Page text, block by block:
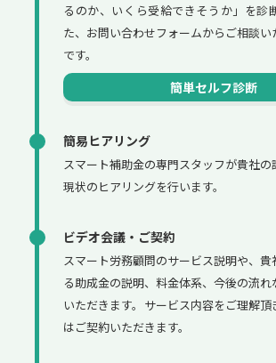
るのか、いくら受給できそうか」を診
た、お問い合わせフォームからご相談い
です。
簡単セルフ診断
簡易ヒアリング
スマート補助金の専門スタッフが貴社の
現状のヒアリングを行います。
ビデオ会議・ご契約
スマート労務顧問のサービス説明や、貴
る助成金の説明、料金体系、今後の流
いただきます。サービス内容をご理解
はご契約いただきます。